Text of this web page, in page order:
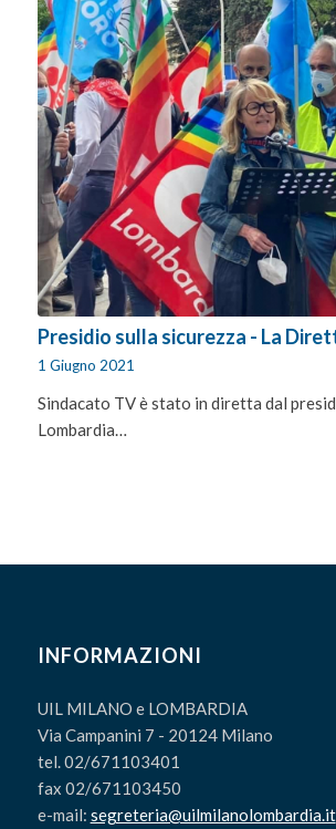
Presidio sulla sicurezza - La
1 Giugno 2021
Sindacato TV è stato in diretta dal
Lombardia…
INFORMAZIONI
UIL MILANO e LOMBARDIA
Via Campanini 7 - 20124 Milano
tel. 02/671103401
fax 02/671103450
e-mail: segreteria@uilmilanolombardia.it